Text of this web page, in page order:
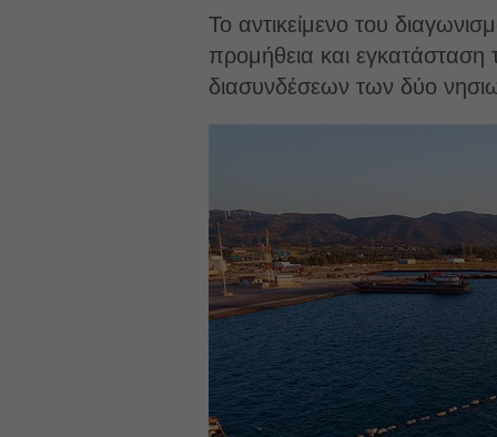
Το αντικείμενο του
προμήθεια και
διασυνδέσεων των δύο